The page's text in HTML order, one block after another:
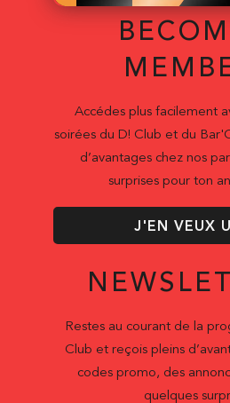
Accédes plus facilement
soirées du D! Club et du
d’avantages chez nos
surprises pour ton
J'EN VEUX
Restes au courant de la
Club et reçois pleins
codes promo, des
quelques